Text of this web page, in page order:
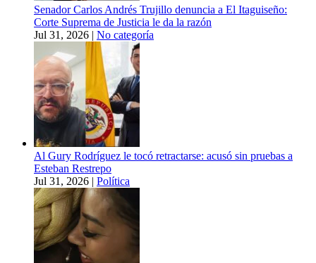
Senador Carlos Andrés Trujillo denuncia a El Itaguiseño:
Corte Suprema de Justicia le da la razón
Jul 31, 2026 | No categoría
Al Gury Rodríguez le tocó retractarse: acusó sin pruebas a
Esteban Restrepo
Jul 31, 2026 | Política